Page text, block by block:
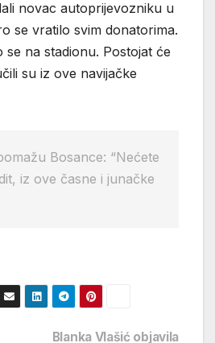
novac autoprijevozniku u
se vratilo svim donatorima.
se na stadionu. Postojat će
su iz ove navijačke
Bosance: “Nećete
iz ove časne i junačke
Blanka Vlašić objavila